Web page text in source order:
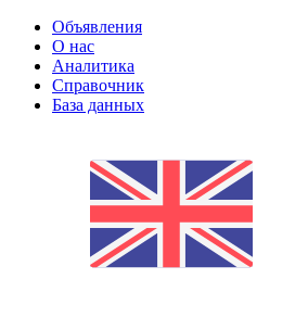
Объявления
О нас
Аналитика
Справочник
База данных